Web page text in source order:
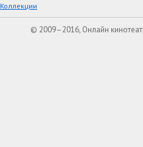
Коллекции
© 2009–2016, Онлайн